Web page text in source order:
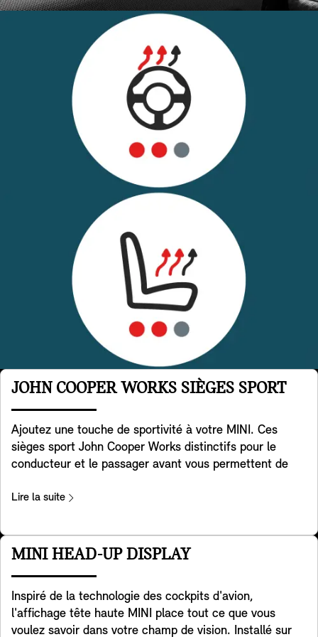
JOHN COOPER WORKS SIÈGES SPORT
Ajoutez une touche de sportivité à votre MINI. Ces
sièges sport John Cooper Works distinctifs pour le
conducteur et le passager avant vous permettent de
Développés à partir de la géométrie spéciale des sièges
soutien supplémentaire aux épaules lorsque vous
prenez les virages avec la maniabilité légendaire de la
Lire la suite
MINI HEAD-UP DISPLAY
Inspiré de la technologie des cockpits d'avion,
l'affichage tête haute MINI place tout ce que vous
voulez savoir dans votre champ de vision. Installé sur